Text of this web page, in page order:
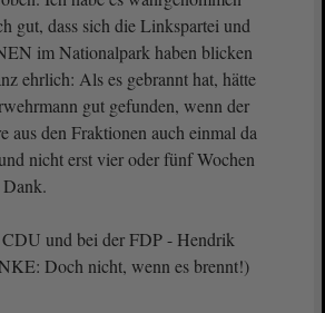
gut, dass sich die Linkspartei und
im Nationalpark haben blicken
ehrlich: Als es gebrannt hat, hätte
gut gefunden, wenn der
aus den Fraktionen auch einmal da
nicht erst vier oder fünf Wochen
und bei der FDP - Hendrik
Doch nicht, wenn es brennt!)